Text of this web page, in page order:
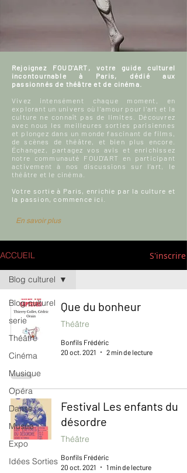
Rejoignez FOUD'ART, votre guide culturel
incontournable à Paris, dédié aux
passionnés de théâtre et de cinéma.
Vivez intensément chaque moment, en
explorant un univers où l'amour pour l'art et la
culture ne connaît pas de limites. Découvrez
avec nous les meilleures sorties parisiennes
et plongez dans un monde fascinant de films,
de scènes de théâtre, et bien plus encore.
Échangez, partagez vos avis et enrichissez
notre communauté FOUD'ART en participant
activement à nos discussions sur l’art, le
théâtre et le cinéma.
Votre sortie à Paris, enrichie par la culture et
la passion, commence ici.
En savoir plus
ACCUEIL S'inscrire
Blog culturel
serie
Théâtre
Cinéma
Musique
Opéra
Danse
Musée
Expo
Idées Sorties
Blog culturel
Que du bonheur
Théâtre
Bonfils Frédéric
20 oct. 2021
2 min de lecture
Festival Les enfants du
désordre
Théâtre
Bonfils Frédéric
20 oct. 2021
1 min de lecture